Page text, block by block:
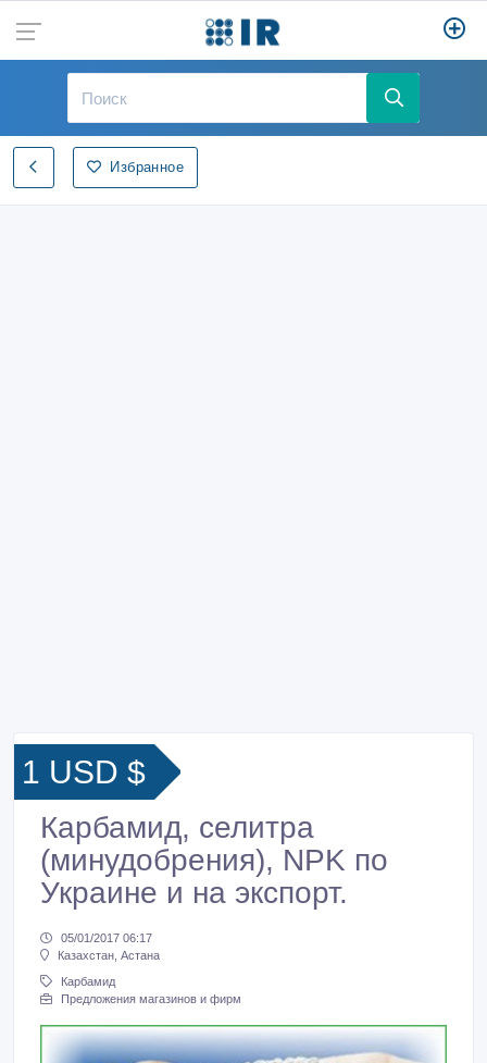
Избранное
1 USD $
Карбамид, селитра
(минудобрения), NPK по
Украине и на экспорт.
05/01/2017 06:17
Казахстан, Астана
Карбамид
Предложения магазинов и фирм